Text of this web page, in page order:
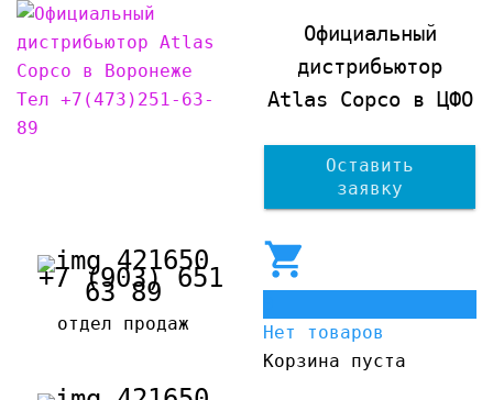
Официальный
дистрибьютор
Atlas Copco в ЦФО
Оставить
заявку
+7 (903) 651
63 89
отдел продаж
Нет товаров
Корзина пуста